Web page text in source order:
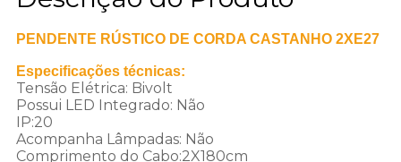
PENDENTE RÚSTICO DE CORDA CASTANHO 2XE27
Especificações técnicas:
Tensão Elétrica: Bivolt
Possui LED Integrado: Não
IP:20
Acompanha Lâmpadas: Não
Comprimento do Cabo:2X180cm